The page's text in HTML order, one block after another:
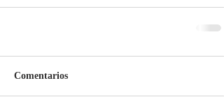
Comentarios